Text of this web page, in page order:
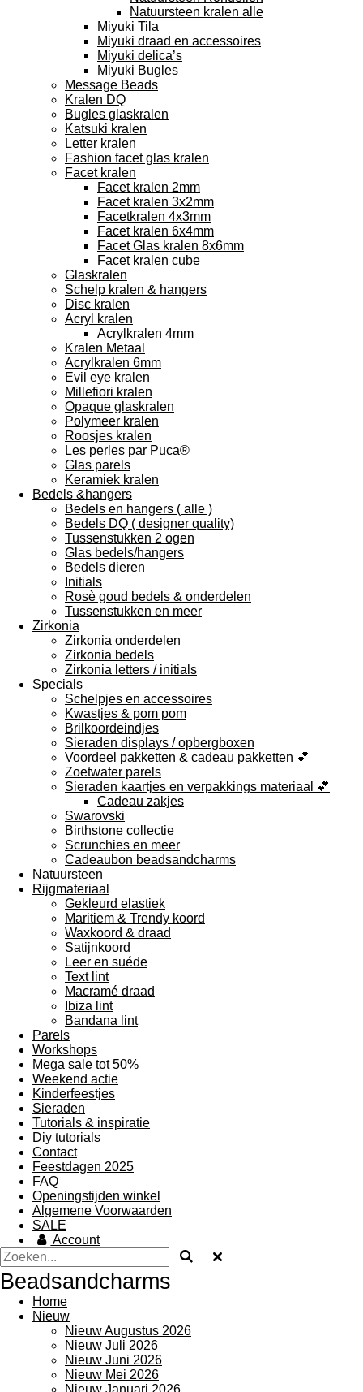
Natuursteen kralen alle
Miyuki Tila
Miyuki draad en accessoires
Miyuki delica’s
Miyuki Bugles
Message Beads
Kralen DQ
Bugles glaskralen
Katsuki kralen
Letter kralen
Fashion facet glas kralen
Facet kralen
Facet kralen 2mm
Facet kralen 3x2mm
Facetkralen 4x3mm
Facet kralen 6x4mm
Facet Glas kralen 8x6mm
Facet kralen cube
Glaskralen
Schelp kralen & hangers
Disc kralen
Acryl kralen
Acrylkralen 4mm
Kralen Metaal
Acrylkralen 6mm
Evil eye kralen
Millefiori kralen
Opaque glaskralen
Polymeer kralen
Roosjes kralen
Les perles par Puca®
Glas parels
Keramiek kralen
Bedels &hangers
Bedels en hangers ( alle )
Bedels DQ ( designer quality)
Tussenstukken 2 ogen
Glas bedels/hangers
Bedels dieren
Initials
Rosè goud bedels & onderdelen
Tussenstukken en meer
Zirkonia
Zirkonia onderdelen
Zirkonia bedels
Zirkonia letters / initials
Specials
Schelpjes en accessoires
Kwastjes & pom pom
Brilkoordeindjes
Sieraden displays / opbergboxen
Voordeel pakketten & cadeau pakketten 💕
Zoetwater parels
Sieraden kaartjes en verpakkings materiaal 💕
Cadeau zakjes
Swarovski
Birthstone collectie
Scrunchies en meer
Cadeaubon beadsandcharms
Natuursteen
Rijgmateriaal
Gekleurd elastiek
Maritiem & Trendy koord
Waxkoord & draad
Satijnkoord
Leer en suéde
Text lint
Macramé draad
Ibiza lint
Bandana lint
Parels
Workshops
Mega sale tot 50%
Weekend actie
Kinderfeestjes
Sieraden
Tutorials & inspiratie
Diy tutorials
Contact
Feestdagen 2025
FAQ
Openingstijden winkel
Algemene Voorwaarden
SALE
Account
Beadsandcharms
Home
Nieuw
Nieuw Augustus 2026
Nieuw Juli 2026
Nieuw Juni 2026
Nieuw Mei 2026
Nieuw Januari 2026